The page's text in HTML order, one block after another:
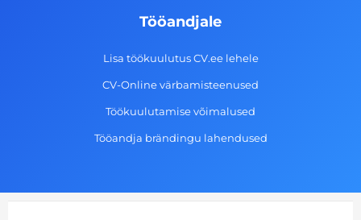
Tööandjale
Lisa töökuulutus CV.ee lehele
CV-Online värbamisteenused
Töökuulutamise võimalused
Tööandja brändingu lahendused